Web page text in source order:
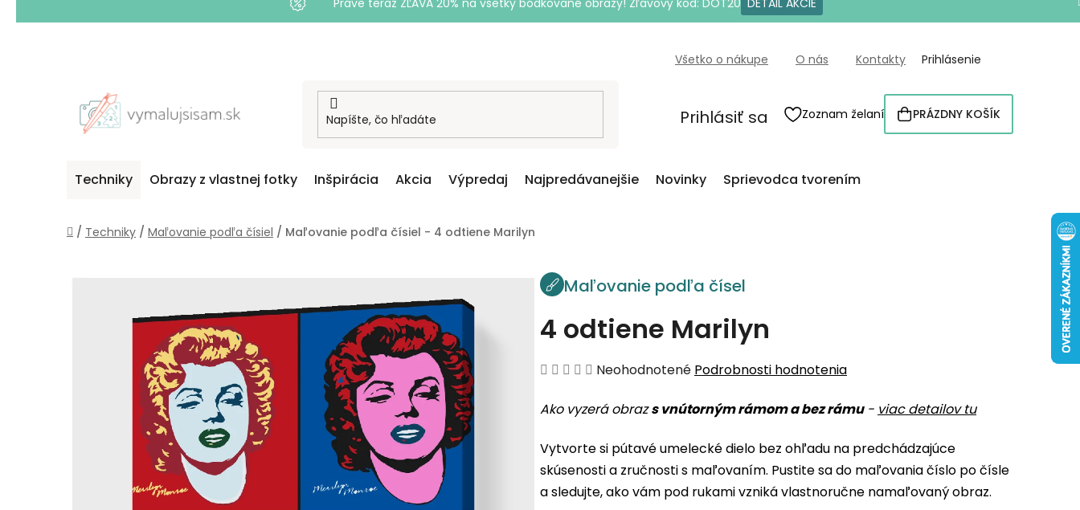
Práve teraz ZĽAVA 20% na všetky bodkované obrazy! Zľavový kód: DOT20 DETAIL AKCIE
Všetko o nákupe O nás Kontakty Prihlásenie
Prihlásiť sa Zoznam želaní
NÁKUPNÝ
KOŠÍK
PRÁZDNY KOŠÍK
Techniky Obrazy z vlastnej fotky Inšpirácia Akcia Výpredaj Najpredávanejšie Novinky Sprievodca tvorením
Domov
/ Techniky / Maľovanie podľa čísiel / Maľovanie podľa čísiel - 4 odtiene Marilyn
Maľovanie podľa čísel
4 odtiene Marilyn
Priemerné
produktu
0,0
z
5
Neohodnotené Podrobnosti hodnotenia
Ako vyzerá obrazs vnútorným rámom a bez rámu- viac detailov tu
Vytvorte si pútavé umelecké dielo bez ohľadu na predchádzajúce
skúsenosti a zručnosti s maľovaním. Pustite sa do maľovania číslo po čísle
a sledujte, ako vám pod rukami vzniká vlastnoručne namaľovaný obraz.